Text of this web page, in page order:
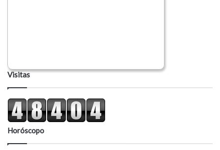
Visitas
Horóscopo